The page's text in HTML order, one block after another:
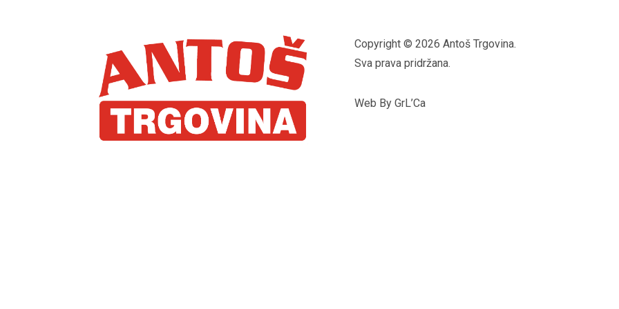
Copyright © 2026 Antoš Trgovina.
Sva prava pridržana.
Web By GrL’Ca